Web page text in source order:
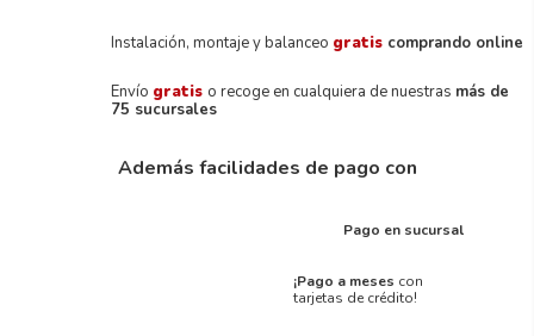
Instalación, montaje y balanceo gratis comprando online
Envío gratis o recoge en cualquiera de nuestras más de
75 sucursales
Además facilidades de pago con
Pago en sucursal
¡Pago a meses con
tarjetas de crédito!